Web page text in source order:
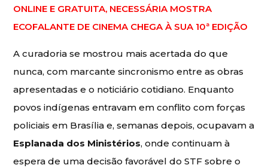
ONLINE E GRATUITA, NECESSÁRIA MOSTRA
ECOFALANTE DE CINEMA CHEGA À SUA 10ª EDIÇÃO
A curadoria se mostrou mais acertada do que
nunca, com marcante sincronismo entre as obras
apresentadas e o noticiário cotidiano. Enquanto
povos indígenas entravam em conflito com forças
policiais em Brasília e, semanas depois, ocupavam a
Esplanada dos Ministérios, onde continuam à
espera de uma decisão favorável do STF sobre o